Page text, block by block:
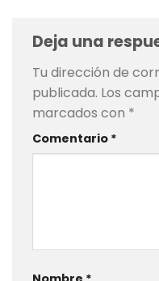
Deja una
Tu dirección de
publicada. Los
marcados con *
Comentario *